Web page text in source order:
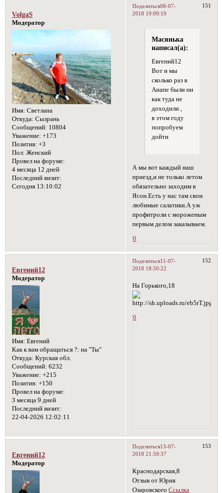
Поделиться 151
08-07-
2018 19:09:19
VolgaS
Модератор
Имя: Светлана
Откуда: Сызрань
Сообщений: 10804
Уважение: +173
Позитив: +3
Пол: Женский
Провел на форуме:
4 месяца 12 дней
Последний визит:
Сегодня 13:10:02
Масянька
написал(а):
Евгений12
Вот и мы
сколько раз в
Анапе были ни
как туда не
доходили ,
в этом году
попробуем
дойти
А мы вот каждый наш
приезд,и не только летом
обязательно заходим в
Ясон.Есть у нас там свои
любимые салатики.А уж
профитроли с мороженым
первым делом заказываем.
0
Поделиться 152
11-07-
2018 18:50:22
Евгений12
Модератор
Имя: Евгений
Как к вам обращаться ?: на "Ты"
Откуда: Курская обл.
Сообщений: 6232
Уважение: +215
Позитив: +150
Провел на форуме:
3 месяца 9 дней
Последний визит:
22-04-2026 12:02:11
На Горького,18
0
Поделиться 153
13-07-
2018 21:59:37
Евгений12
Модератор
Краснодарская,8
Отзыв от Юрия
ОзаровскогоСсылка